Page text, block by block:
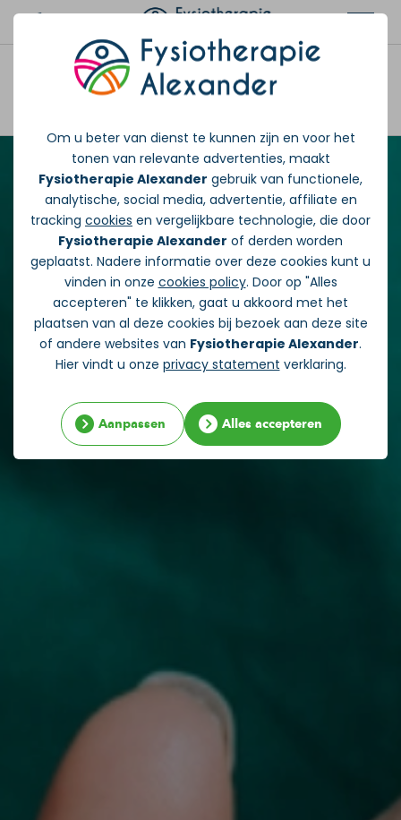
Om u beter van dienst te kunnen zijn en voor het
tonen van relevante advertenties, maakt
Fysiotherapie Alexander gebruik van functionele,
analytische, social media, advertentie, affiliate en
tracking cookies en vergelijkbare technologie, die door
Fysiotherapie Alexander of derden worden
geplaatst. Nadere informatie over deze cookies kunt u
vinden in onze cookies policy. Door op "Alles
accepteren" te klikken, gaat u akkoord met het
plaatsen van al deze cookies bij bezoek aan deze site
of andere websites van Fysiotherapie Alexander.
Hier vindt u onze privacy statement verklaring.
Aanpassen Alles accepteren
Afspraak maken